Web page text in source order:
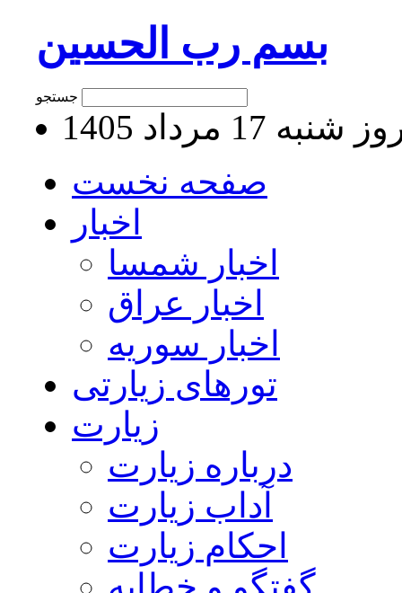
بسم رب الحسین
17 مرداد 1405
صفحه نخست
اخبار
اخبار شمسا
اخبار عراق
اخبار سوریه
تورهای زیارتی
زیارت
درباره زیارت
آداب زیارت
احکام زیارت